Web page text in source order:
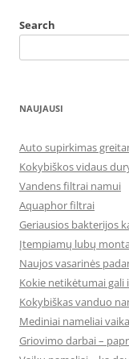
Search
NAUJAUSI
Auto supirkimas
Kokybiškos vidaus
Vandens filtrai namui
Aquaphor filtrai
Geriausios bakterijos
Įtempiamų lubų
Naujos vasarinės
Kokie netikėtumai gali
Kokybiškas vanduo
Mediniai nameliai
Griovimo darbai –